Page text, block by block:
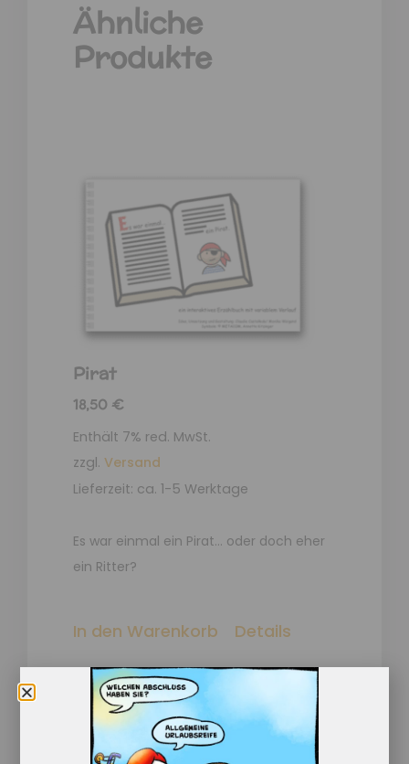
Ähnliche
Produkte
Pirat
18,50 €
Enthält 7% red. MwSt.
zzgl. Versand
Lieferzeit: ca. 1-5 Werktage
Es war einmal ein Pirat… oder doch eher
ein Ritter?
In den Warenkorb Details